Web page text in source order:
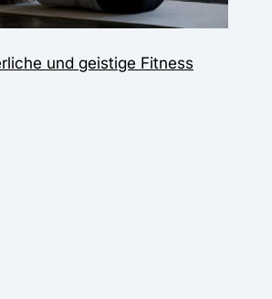
und geistige Fitness